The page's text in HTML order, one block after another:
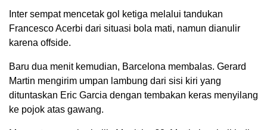
Inter sempat mencetak gol ketiga melalui tandukan
Francesco Acerbi dari situasi bola mati, namun dianulir
karena offside.
Baru dua menit kemudian, Barcelona membalas. Gerard
Martin mengirim umpan lambung dari sisi kiri yang
dituntaskan Eric Garcia dengan tembakan keras menyilang
ke pojok atas gawang.